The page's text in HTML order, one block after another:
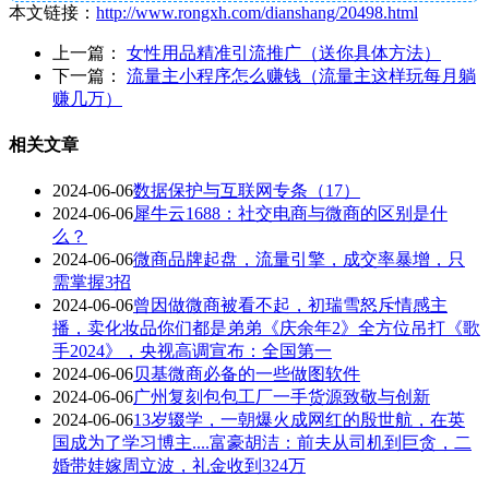
本文链接： http://www.rongxh.com/dianshang/20498.html
上一篇： 女性用品精准引流推广（送你具体方法）
下一篇： 流量主小程序怎么赚钱（流量主这样玩每月躺
赚几万）
相关文章
2024-06-06数据保护与互联网专条（17）
2024-06-06犀牛云1688：社交电商与微商的区别是什
么？
2024-06-06微商品牌起盘，流量引擎，成交率暴增，只
需掌握3招
2024-06-06曾因做微商被看不起，初瑞雪怒斥情感主
播，卖化妆品你们都是弟弟《庆余年2》全方位吊打《歌
手2024》，央视高调宣布：全国第一
2024-06-06贝基微商必备的一些做图软件
2024-06-06广州复刻包包工厂一手货源致敬与创新
2024-06-0613岁辍学，一朝爆火成网红的殷世航，在英
国成为了学习博主....富豪胡洁：前夫从司机到巨贪，二
婚带娃嫁周立波，礼金收到324万